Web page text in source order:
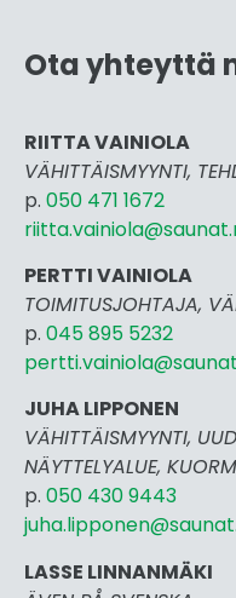
Ota yhteyttä
RIITTA VAINIOLA
VÄHITTÄISMYYNTI,
p. 050 471 1672
PERTTI VAINIOLA
TOIMITUSJOHTAJA,
p. 045 895 5232
pertti.vai
JUHA LIPPONEN
VÄHITTÄISMYYNTI,
NÄYTTELYALUE,
p. 050 430 9443
LASSE LINNANMÄKI